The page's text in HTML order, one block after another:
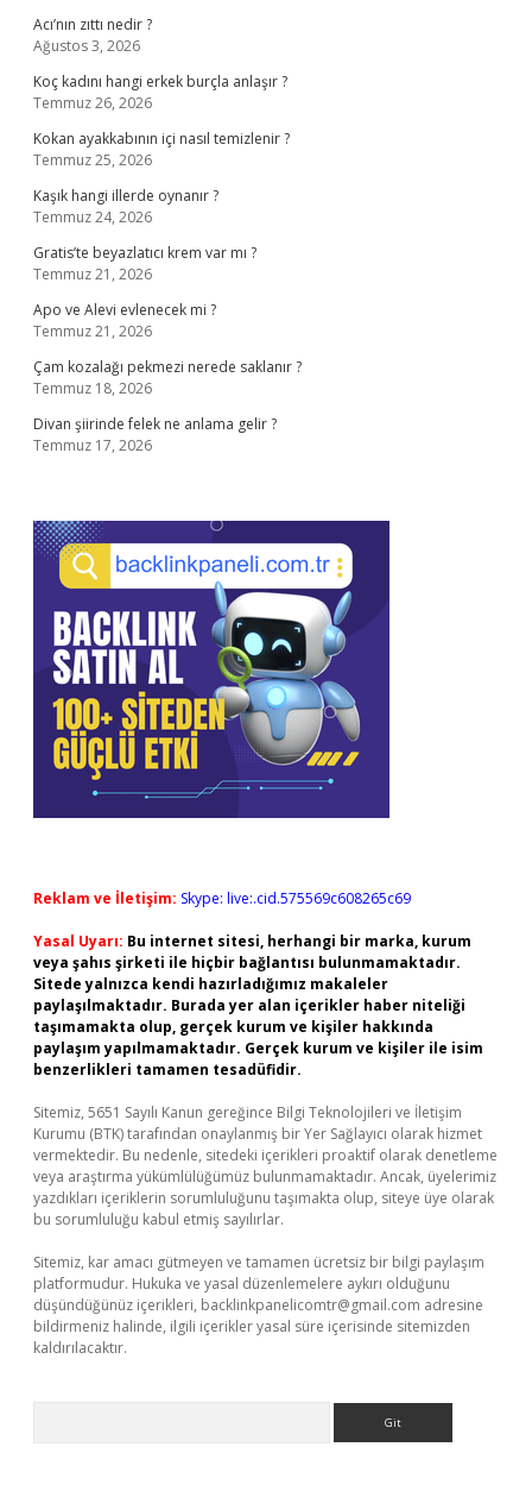
Acı’nın zıttı nedir ?
Ağustos 3, 2026
Koç kadını hangi erkek burçla anlaşır ?
Temmuz 26, 2026
Kokan ayakkabının içi nasıl temizlenir ?
Temmuz 25, 2026
Kaşık hangi illerde oynanır ?
Temmuz 24, 2026
Gratis’te beyazlatıcı krem var mı ?
Temmuz 21, 2026
Apo ve Alevi evlenecek mi ?
Temmuz 21, 2026
Çam kozalağı pekmezi nerede saklanır ?
Temmuz 18, 2026
Divan şiirinde felek ne anlama gelir ?
Temmuz 17, 2026
Reklam ve İletişim: Skype: live:.cid.575569c608265c69
Yasal Uyarı: Bu internet sitesi, herhangi bir marka, kurum
veya şahıs şirketi ile hiçbir bağlantısı bulunmamaktadır.
Sitede yalnızca kendi hazırladığımız makaleler
paylaşılmaktadır. Burada yer alan içerikler haber niteliği
taşımamakta olup, gerçek kurum ve kişiler hakkında
paylaşım yapılmamaktadır. Gerçek kurum ve kişiler ile isim
benzerlikleri tamamen tesadüfidir.
Sitemiz, 5651 Sayılı Kanun gereğince Bilgi Teknolojileri ve İletişim
Kurumu (BTK) tarafından onaylanmış bir Yer Sağlayıcı olarak hizmet
vermektedir. Bu nedenle, sitedeki içerikleri proaktif olarak denetleme
veya araştırma yükümlülüğümüz bulunmamaktadır. Ancak, üyelerimiz
yazdıkları içeriklerin sorumluluğunu taşımakta olup, siteye üye olarak
bu sorumluluğu kabul etmiş sayılırlar.
Sitemiz, kar amacı gütmeyen ve tamamen ücretsiz bir bilgi paylaşım
platformudur. Hukuka ve yasal düzenlemelere aykırı olduğunu
düşündüğünüz içerikleri, backlinkpanelicomtr@gmail.com adresine
bildirmeniz halinde, ilgili içerikler yasal süre içerisinde sitemizden
kaldırılacaktır.